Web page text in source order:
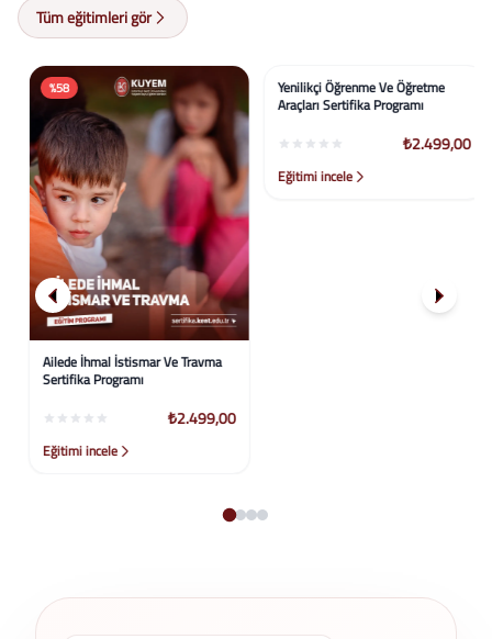
Tüm eğitimleri gör
%58
Ailede İhmal İstismar Ve Travma
Sertifika Programı
₺2.499,00
Eğitimi incele
%58